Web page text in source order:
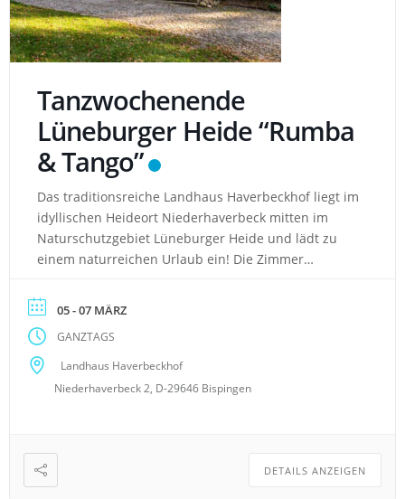
Tanzwochenende
Lüneburger Heide “Rumba
& Tango”
Das traditionsreiche Landhaus Haverbeckhof liegt im
idyllischen Heideort Niederhaverbeck mitten im
Naturschutzgebiet Lüneburger Heide und lädt zu
einem naturreichen Urlaub ein! Die Zimmer
des historischen Hofensembles. Hotel: direkt im
Herzen des Naturparks in der Lüneburger Heide
gelegen, 7 km von der A7 entfernt gut
ausgeschilderte Rad- und Wanderwege […]
05 - 07 MÄRZ
GANZTAGS
Landhaus Haverbeckhof
Niederhaverbeck 2, D-29646 Bispingen
DETAILS ANZEIGEN